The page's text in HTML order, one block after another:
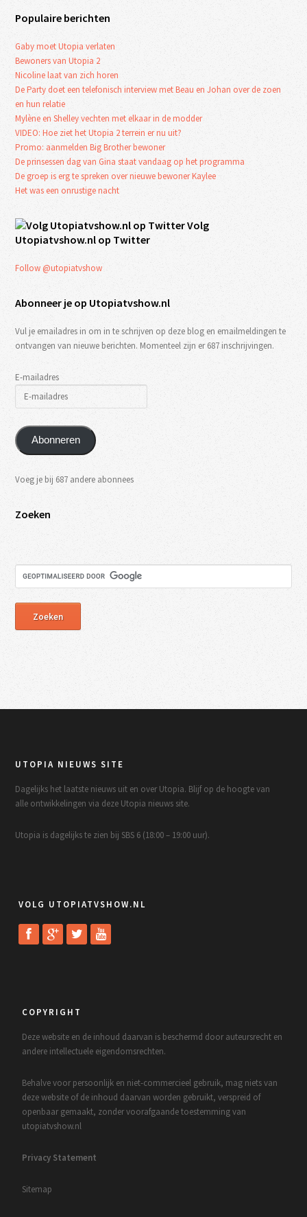
Populaire berichten
Gaby moet Utopia verlaten
Bewoners van Utopia 2
Nicoline laat van zich horen
De Party doet een telefonisch interview met Beau en Johan over de zoen
en hun relatie
Mylène en Shelley vechten met elkaar in de modder
VIDEO: Hoe ziet het Utopia 2 terrein er nu uit?
Promo: aanmelden Big Brother bewoner
De prinsessen dag van Gina staat vandaag op het programma
De groep is erg te spreken over nieuwe bewoner Kaylee
Het was een onrustige nacht
Volg
Utopiatvshow.nl op Twitter
Follow @utopiatvshow
Abonneer je op Utopiatvshow.nl
Vul je emailadres in om in te schrijven op deze blog en emailmeldingen te
ontvangen van nieuwe berichten. Momenteel zijn er 687 inschrijvingen.
E-mailadres
Abonneren
Voeg je bij 687 andere abonnees
Zoeken
UTOPIA NIEUWS SITE
Dagelijks het laatste nieuws uit en over Utopia. Blijf op de hoogte van
alle ontwikkelingen via deze Utopia nieuws site.
Utopia is dagelijks te zien bij SBS 6 (18:00 – 19:00 uur).
VOLG UTOPIATVSHOW.NL
COPYRIGHT
Deze website en de inhoud daarvan is beschermd door auteursrecht en
andere intellectuele eigendomsrechten.
Behalve voor persoonlijk en niet-commercieel gebruik, mag niets van
deze website of de inhoud daarvan worden gebruikt, verspreid of
openbaar gemaakt, zonder voorafgaande toestemming van
utopiatvshow.nl
Privacy Statement
Sitemap